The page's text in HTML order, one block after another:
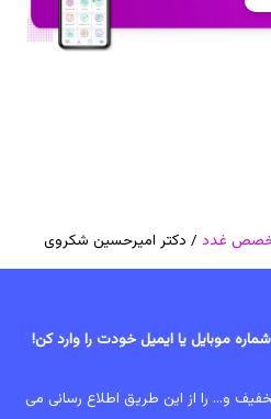
تخصص غدد / دکتر امیرحسین شکروی
موبایل یا ایمیل خودت را وارد کن!
و... را از این طریق اطلاع رسانی می